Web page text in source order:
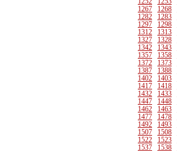
1267
1268
1282
1283
1297
1298
1312
1313
1327
1328
1342
1343
1357
1358
1372
1373
1387
1388
1402
1403
1417
1418
1432
1433
1447
1448
1462
1463
1477
1478
1492
1493
1507
1508
1522
1523
1537
1538